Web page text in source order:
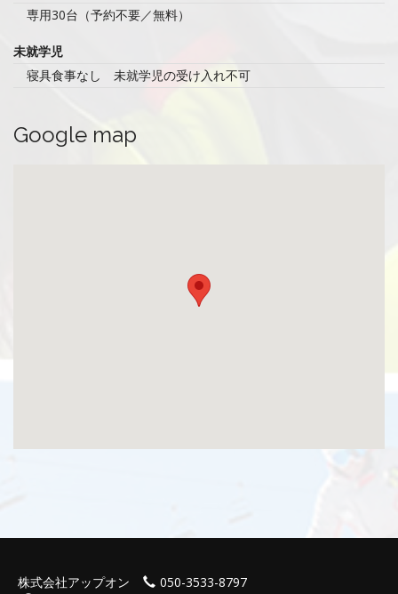
専用30台（予約不要／無料）
未就学児
寝具食事なし 未就学児の受け入れ不可
Google map
株式会社アップオン
050-3533-8797